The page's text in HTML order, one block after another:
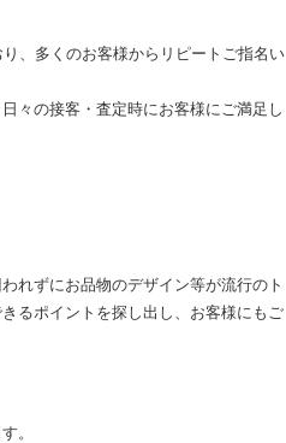
、多くのお客様からリピートご指名い
々の接客・査定時にお客様にご満足し
れずにお品物のデザイン等が流行のト
るポイントを探し出し、お客様にもご
。